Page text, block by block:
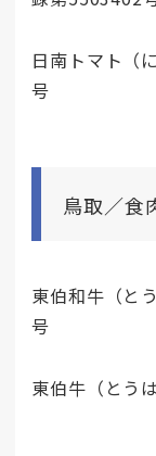
日南トマト（
号
鳥取／食
東伯和牛（と
号
東伯牛（とう